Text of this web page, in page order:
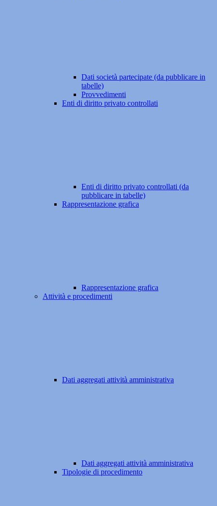
Dati società partecipate (da pubblicare in
tabelle)
Provvedimenti
Enti di diritto privato controllati
Enti di diritto privato controllati (da
pubblicare in tabelle)
Rappresentazione grafica
Rappresentazione grafica
Attività e procedimenti
Dati aggregati attività amministrativa
Dati aggregati attività amministrativa
Tipologie di procedimento